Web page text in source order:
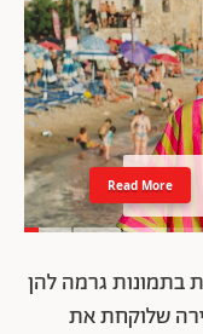
Read More
בתמונות גרמה להן
שלוקחת את